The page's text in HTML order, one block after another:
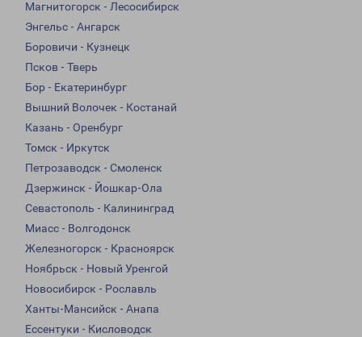
Магнитогорск - Лесосибирск
Энгельс - Ангарск
Боровичи - Кузнецк
Псков - Тверь
Бор - Екатеринбург
Вышний Волочек - Костанай
Казань - Оренбург
Томск - Иркутск
Петрозаводск - Смоленск
Дзержинск - Йошкар-Ола
Севастополь - Калининград
Миасс - Волгодонск
Железногорск - Красноярск
Ноябрьск - Новый Уренгой
Новосибирск - Рославль
Ханты-Мансийск - Анапа
Ессентуки - Кисловодск